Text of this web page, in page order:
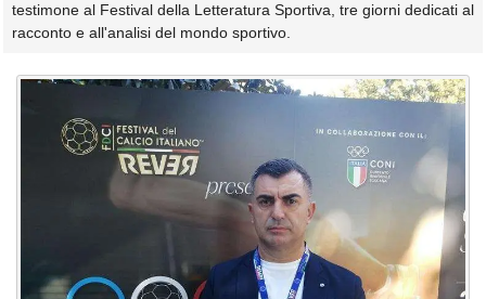
testimone al Festival della Letteratura Sportiva, tre giorni dedicati al
racconto e all'analisi del mondo sportivo.